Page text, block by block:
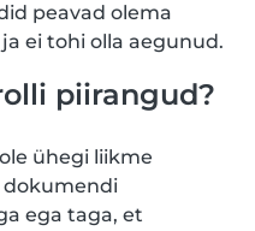
peavad olema
ei tohi olla aegunud.
piirangud?
ühegi liikme
dokumendi
ega taga, et